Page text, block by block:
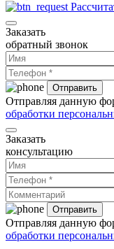
Заказать
обратный звонок
Отправляя данную
обработки
Заказать
консультацию
Отправляя данную
обработки